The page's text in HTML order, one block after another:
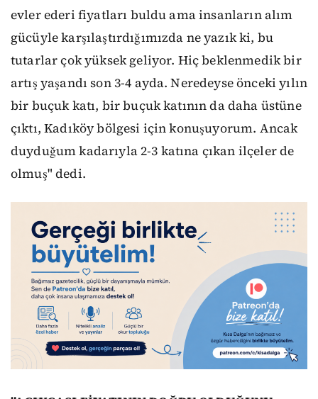
evler ederi fiyatları buldu ama insanların alım
gücüyle karşılaştırdığımızda ne yazık ki, bu
tutarlar çok yüksek geliyor. Hiç beklenmedik bir
artış yaşandı son 3-4 ayda. Neredeyse önceki yılın
bir buçuk katı, bir buçuk katının da daha üstüne
çıktı, Kadıköy bölgesi için konuşuyorum. Ancak
duyduğum kadarıyla 2-3 katına çıkan ilçeler de
olmuş" dedi.